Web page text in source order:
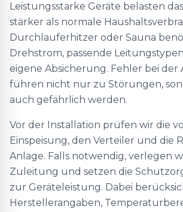
Leistungsstarke Geräte belasten
stärker als normale
Durchlauferhitzer oder Sauna
Drehstrom, passende
eigene Absicherung. Fehler bei
führen nicht nur zu Störungen,
auch gefährlich werden.
Vor der Installation prüfen wir die
Einspeisung, den Verteiler und die
Anlage. Falls notwendig, verlegen
Zuleitung und setzen die
zur Geräteleistung. Dabei
Herstellerangaben,